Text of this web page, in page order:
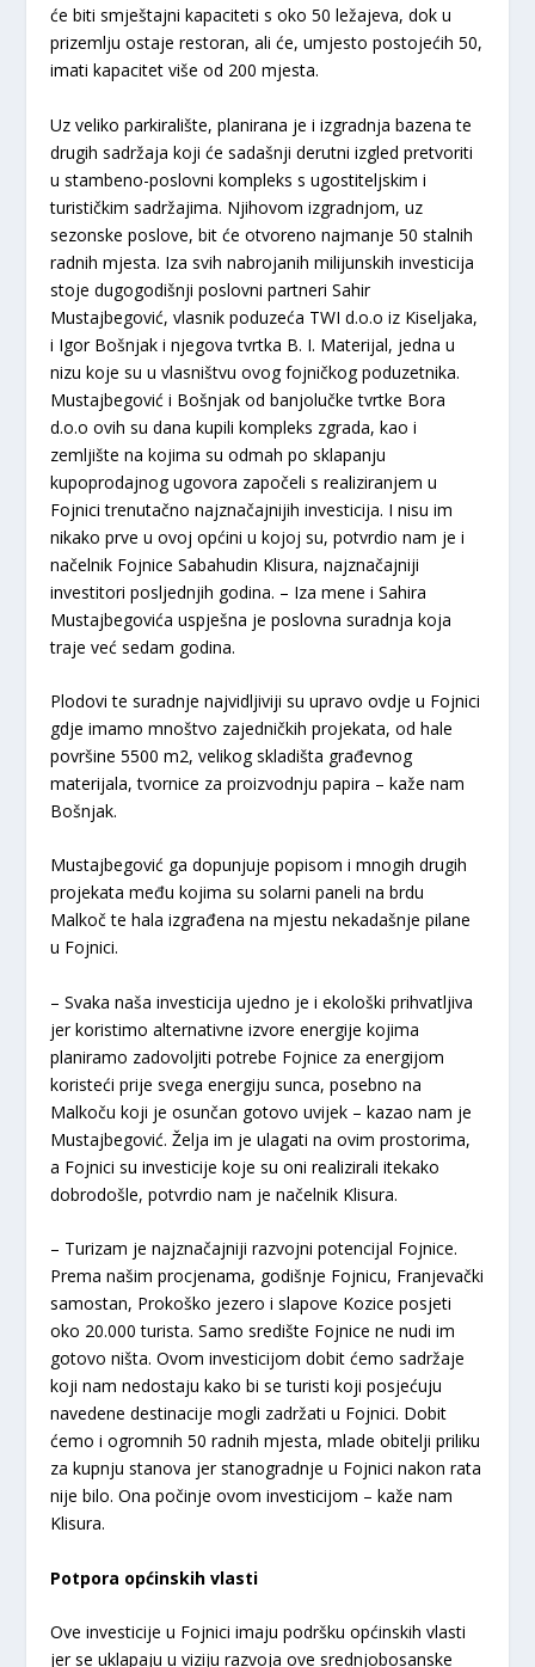
će biti smještajni kapaciteti s oko 50 ležajeva, dok u
prizemlju ostaje restoran, ali će, umjesto postojećih 50,
imati kapacitet više od 200 mjesta.
Uz veliko parkiralište, planirana je i izgradnja bazena te
drugih sadržaja koji će sadašnji derutni izgled pretvoriti
u stambeno-poslovni kompleks s ugostiteljskim i
turističkim sadržajima. Njihovom izgradnjom, uz
sezonske poslove, bit će otvoreno najmanje 50 stalnih
radnih mjesta. Iza svih nabrojanih milijunskih investicija
stoje dugogodišnji poslovni partneri Sahir
Mustajbegović, vlasnik poduzeća TWI d.o.o iz Kiseljaka,
i Igor Bošnjak i njegova tvrtka B. I. Materijal, jedna u
nizu koje su u vlasništvu ovog fojničkog poduzetnika.
Mustajbegović i Bošnjak od banjolučke tvrtke Bora
d.o.o ovih su dana kupili kompleks zgrada, kao i
zemljište na kojima su odmah po sklapanju
kupoprodajnog ugovora započeli s realiziranjem u
Fojnici trenutačno najznačajnijih investicija. I nisu im
nikako prve u ovoj općini u kojoj su, potvrdio nam je i
načelnik Fojnice Sabahudin Klisura, najznačajniji
investitori posljednjih godina. – Iza mene i Sahira
Mustajbegovića uspješna je poslovna suradnja koja
traje već sedam godina.
Plodovi te suradnje najvidljiviji su upravo ovdje u Fojnici
gdje imamo mnoštvo zajedničkih projekata, od hale
površine 5500 m2, velikog skladišta građevnog
materijala, tvornice za proizvodnju papira – kaže nam
Bošnjak.
Mustajbegović ga dopunjuje popisom i mnogih drugih
projekata među kojima su solarni paneli na brdu
Malkoč te hala izgrađena na mjestu nekadašnje pilane
u Fojnici.
– Svaka naša investicija ujedno je i ekološki prihvatljiva
jer koristimo alternativne izvore energije kojima
planiramo zadovoljiti potrebe Fojnice za energijom
koristeći prije svega energiju sunca, posebno na
Malkoču koji je osunčan gotovo uvijek – kazao nam je
Mustajbegović. Želja im je ulagati na ovim prostorima,
a Fojnici su investicije koje su oni realizirali itekako
dobrodošle, potvrdio nam je načelnik Klisura.
– Turizam je najznačajniji razvojni potencijal Fojnice.
Prema našim procjenama, godišnje Fojnicu, Franjevački
samostan, Prokoško jezero i slapove Kozice posjeti
oko 20.000 turista. Samo središte Fojnice ne nudi im
gotovo ništa. Ovom investicijom dobit ćemo sadržaje
koji nam nedostaju kako bi se turisti koji posjećuju
navedene destinacije mogli zadržati u Fojnici. Dobit
ćemo i ogromnih 50 radnih mjesta, mlade obitelji priliku
za kupnju stanova jer stanogradnje u Fojnici nakon rata
nije bilo. Ona počinje ovom investicijom – kaže nam
Klisura.
Potpora općinskih vlasti
Ove investicije u Fojnici imaju podršku općinskih vlasti
jer se uklapaju u viziju razvoja ove srednjobosanske